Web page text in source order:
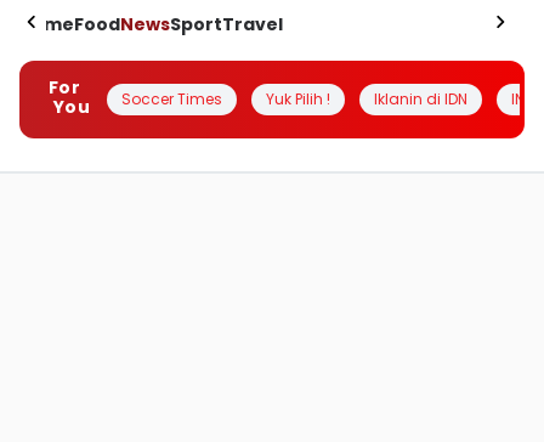
HomeFoodNewsSportTravel
For
You
Soccer Times Yuk Pilih ! Iklanin di IDN